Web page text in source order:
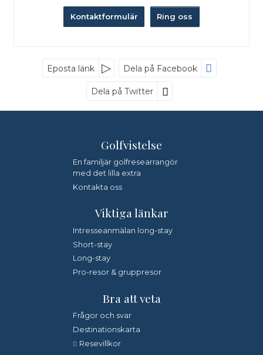
Kontaktformulär Ring oss
Nyhetsbrev
Fyll i denna kod. Detta används för att kontrollera att det
inte är en dator som fyller i formulär automatiskt.
Jag samtycker till dataskyddspolicyn.
Eposta länk Dela på Facebook
Dela på Twitter
Golfvistelse
En familjär golfresearrangör
med det lilla extra
Kontakta oss
Viktiga länkar
Intresseanmälan long-stay
Short-stay
Long-stay
Pro-resor & gruppresor
Bra att veta
Frågor och svar
Destinationskarta
Resevillkor